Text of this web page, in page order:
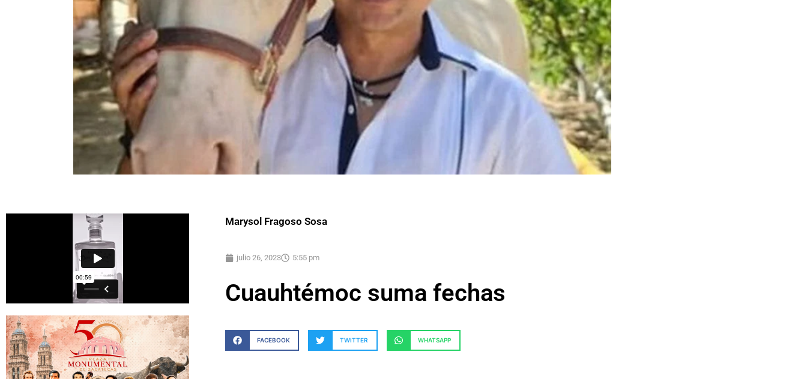
Marysol Fragoso Sosa
julio 26, 2023 5:55 pm
Cuauhtémoc suma fechas
FACEBOOK TWITTER WHATSAPP